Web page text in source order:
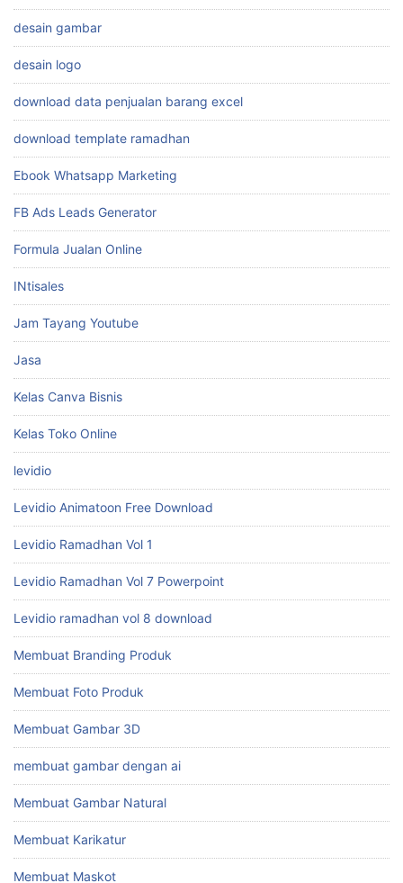
desain gambar
desain logo
download data penjualan barang excel
download template ramadhan
Ebook Whatsapp Marketing
FB Ads Leads Generator
Formula Jualan Online
INtisales
Jam Tayang Youtube
Jasa
Kelas Canva Bisnis
Kelas Toko Online
levidio
Levidio Animatoon Free Download
Levidio Ramadhan Vol 1
Levidio Ramadhan Vol 7 Powerpoint
Levidio ramadhan vol 8 download
Membuat Branding Produk
Membuat Foto Produk
Membuat Gambar 3D
membuat gambar dengan ai
Membuat Gambar Natural
Membuat Karikatur
Membuat Maskot